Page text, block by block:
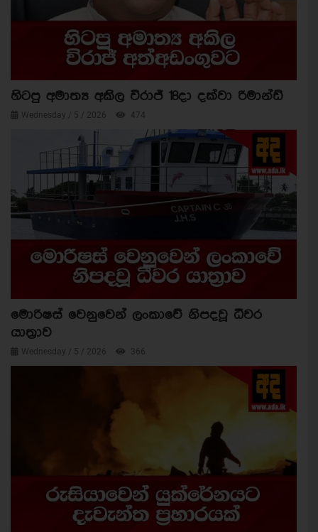
හිටපු අමාත්‍ය අකිල විරාජ් 18දා දක්වා රිමාන්ඩ්
Wednesday / 5 / 2026 474
මොරිෂස් වෙනුවෙන් ලංකාවේ නිපදවූ ධීවර
යාත්‍රාව
Wednesday / 5 / 2026 366